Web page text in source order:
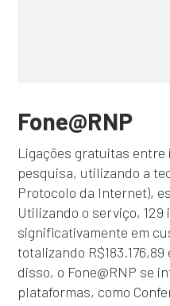
Fone@RNP
Ligações gratuitas
pesquisa, utilizando a
Protocolo da Internet),
Utilizando o serviço,
significativamente em
totalizando
disso, o Fone@RNP se
plataformas, como